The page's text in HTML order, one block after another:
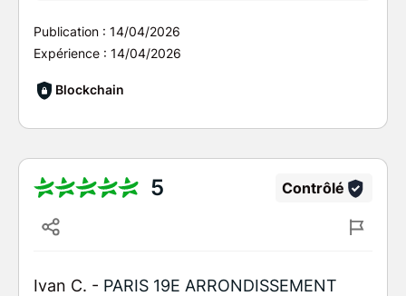
Publication : 14/04/2026
Expérience : 14/04/2026
Blockchain
5 Contrôlé
Ivan C. - PARIS 19E ARRONDISSEMENT